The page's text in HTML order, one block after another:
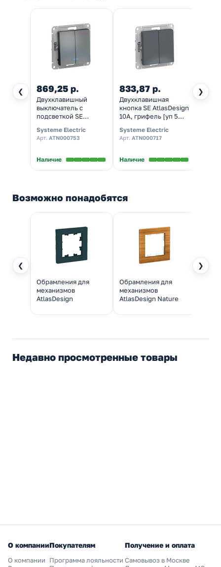
❮ ❯
869,25 р.
Двухклавишный
выключатель с
подсветкой SE
грифель [уп 10 шт]
Systeme Electric
Арт. ATN000753
Наличие
833,87 р.
Двухклавишная
кнопка SE AtlasDesign
10A, грифель [уп 5
Systeme Electric
Арт. ATN000717
Наличие
Возможно понадобятся
❮ ❯
Обрамления для
механизмов
AtlasDesign
Обрамления для
механизмов
AtlasDesign Nature
Недавно просмотренные товары
О компании
О компании
Покупателям
Программа лояльности
Получение и оплата
Самовывоз в Москве